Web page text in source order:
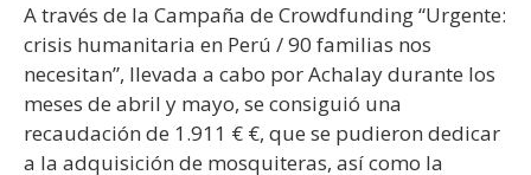
A través de la Campaña de Crowdfunding “Urgente:
crisis humanitaria en Perú / 90 familias nos
necesitan”, llevada a cabo por Achalay durante los
meses de abril y mayo, se consiguió una
recaudación de 1.911 € €, que se pudieron dedicar
a la adquisición de mosquiteras, así como la